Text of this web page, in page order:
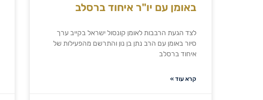
באומן עם יו"ר איחוד ברסלב
לצד הגעת הרבבות לאומן קונסול ישראל בקייב ערך
סיור באומן עם הרב נתן בן נון והתרשם מהפעילות של
איחוד ברסלב
קרא עוד »